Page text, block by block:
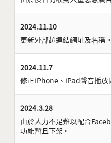
2024.11.10
更新外部超連結網址及名稱。
2024.11.7
修正iPhone、iPad聲音播放
2024.3.28
由於人力不足難以配合
功能暫且下架。